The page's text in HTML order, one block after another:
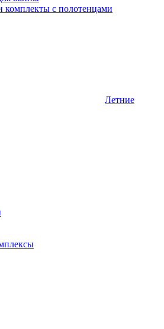
комплекты с полотенцами
Летние